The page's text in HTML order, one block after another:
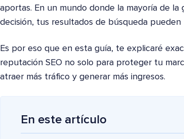
aportas. En un mundo donde la mayoría de
decisión, tus resultados de búsqueda
Es por eso que en esta guía, te explicaré
reputación SEO no solo para proteger tu
atraer más tráfico y generar más ingresos.
En este artículo